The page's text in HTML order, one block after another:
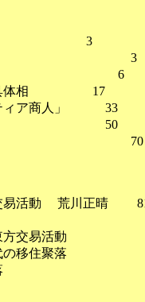
透 3
に 3
は 6
具体相 17
ア商人」 33
場 50
70
易活動 荒川正晴
に
東方交易活
代の移住聚
立と聚
に